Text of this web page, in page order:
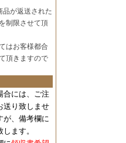
品が返送された
制限させて頂
はお客様都合
頂きますので
には、 ご注
送り致しませ
が、備考欄に
ます。